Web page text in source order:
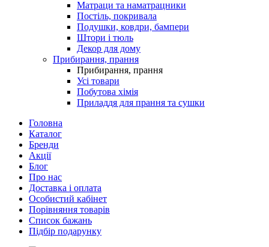
Матраци та наматрацники
Постіль, покривала
Подушки, ковдри, бампери
Штори і тюль
Декор для дому
Прибирання, прання
Прибирання, прання
Усі товари
Побутова хімія
Приладдя для прання та сушки
Головна
Каталог
Бренди
Акції
Блог
Про нас
Доставка і оплата
Особистий кабінет
Порівняння товарів
Список бажань
Підбір подарунку